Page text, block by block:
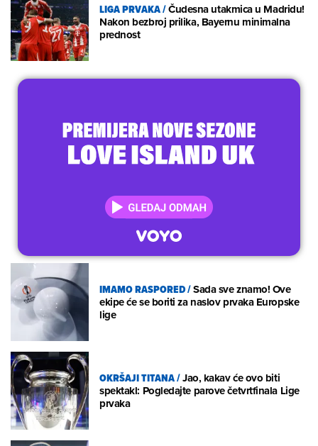
LIGA PRVAKA/Čudesna utakmica u Madridu!
Nakon bezbroj prilika, Bayernu minimalna
prednost
IMAMO RASPORED/Sada sve znamo! Ove
ekipe će se boriti za naslov prvaka Europske
lige
OKRŠAJI TITANA/Jao, kakav će ovo biti
spektakl: Pogledajte parove četvrtfinala Lige
prvaka